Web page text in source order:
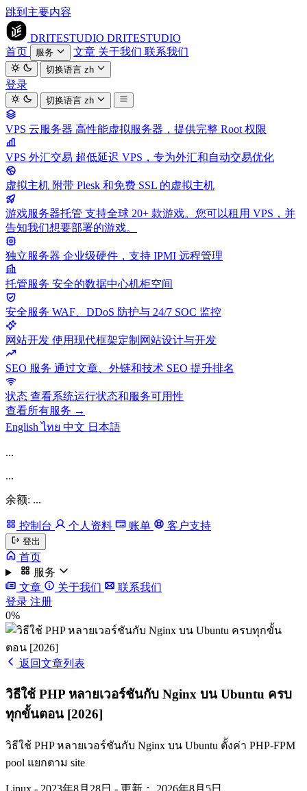
跳到主要内容
DRITESTUDIO DRITESTUDIO
首页
服务 文章 关于我们 联系我们
切换语言zh
登录
切换语言zh
VPS 云服务器 高性能虚拟服务器，提供完整 Root 权限
VPS 外汇交易 超低延迟 VPS，专为外汇和自动交易优化
虚拟主机 附带 Plesk 和免费 SSL 的虚拟主机
游戏服务器托管 支持全球 20+ 款游戏。您可以租用 VPS，并
告知我们想要部署的游戏。
独立服务器 企业级硬件，支持 IPMI 远程管理
托管服务 安全的数据中心机柜空间
安全服务 WAF、DDoS 防护与 24/7 SOC 监控
网站开发 使用现代框架定制网站设计与开发
SEO 服务 通过文章、外链和技术 SEO 提升排名
状态 查看系统运行状态和服务可用性
查看所有服务 →
Englishไทย 中文 日本語
...
...
余额: ...
控制台 个人资料 账单 客户支持
登出
首页
服务
文章
关于我们
联系我们
登录 注册
0%
返回文章列表
วิธีใช้ PHP หลายเวอร์ชันกับ Nginx บน Ubuntu ครบ
ทุกขั้นตอน [2026]
วิธีใช้ PHP หลายเวอร์ชันกับ Nginx บน Ubuntu ตั้งค่า PHP-FPM
pool แยกตาม site
Linux - 2023年8月28日 - 更新： 2026年8月5日